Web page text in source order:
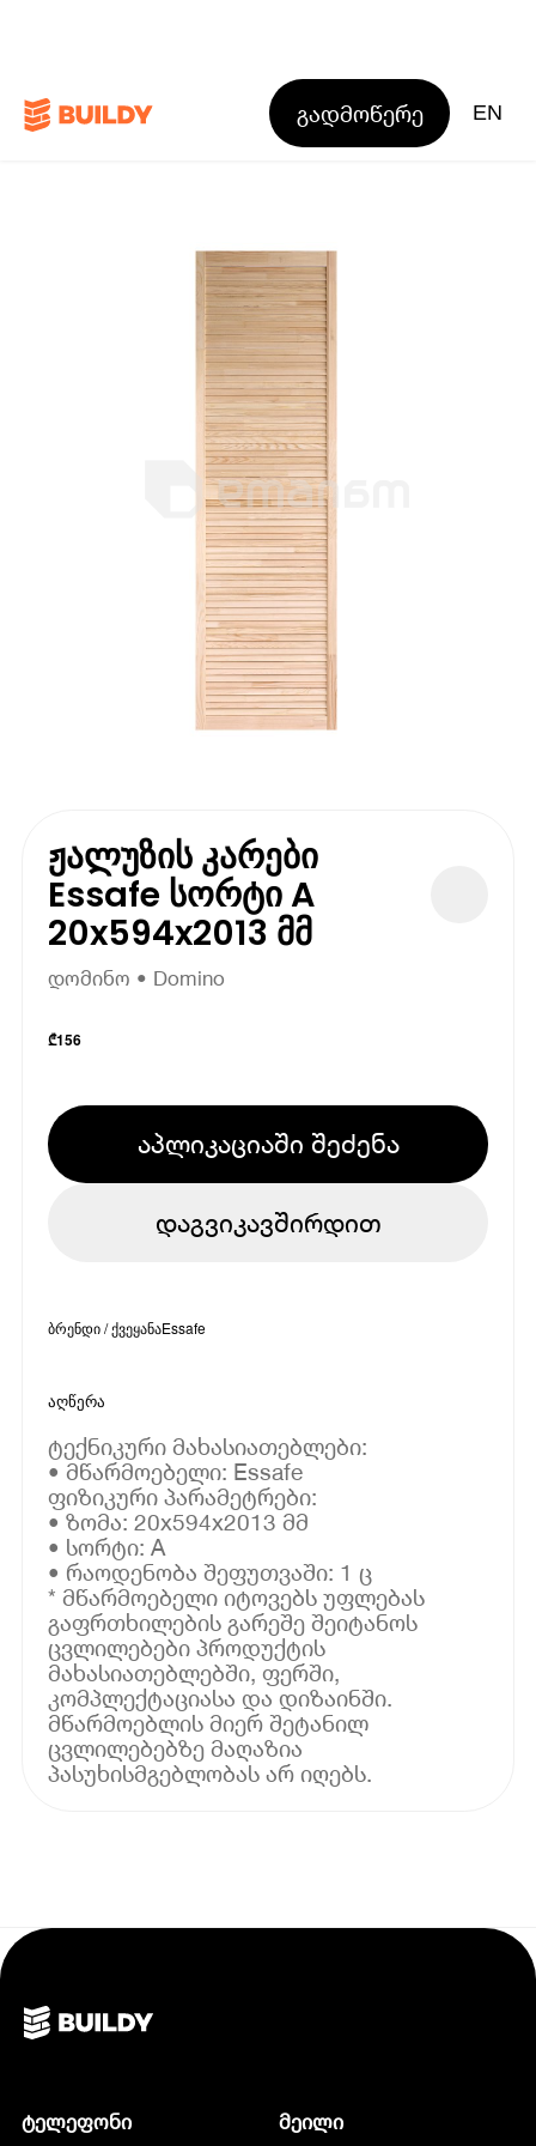
გადმოწერე EN
ჟალუზის კარები
Essafe სორტი A
20x594x2013 მმ
დომინო • Domino
₾156
აპლიკაციაში შეძენა
დაგვიკავშირდით
ბრენდი / ქვეყანაEssafe
აღწერა
ტექნიკური მახასიათებლები:
• მწარმოებელი: Essafe
ფიზიკური პარამეტრები:
• ზომა: 20x594x2013 მმ
• სორტი: A
• რაოდენობა შეფუთვაში: 1 ც
* მწარმოებელი იტოვებს უფლებას
გაფრთხილების გარეშე შეიტანოს
ცვლილებები პროდუქტის
მახასიათებლებში, ფერში,
კომპლექტაციასა და დიზაინში.
მწარმოებლის მიერ შეტანილ
ცვლილებებზე მაღაზია
პასუხისმგებლობას არ იღებს.
ტელეფონი
მეილი